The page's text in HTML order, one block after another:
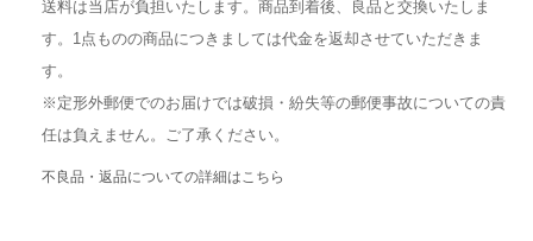
送料は当店が負担いたします。商品到着後、良品と交換いたしま
す。1点ものの商品につきましては代金を返却させていただきま
す。
※定形外郵便でのお届けでは破損・紛失等の郵便事故についての責
任は負えません。ご了承ください。
不良品・返品についての詳細はこちら